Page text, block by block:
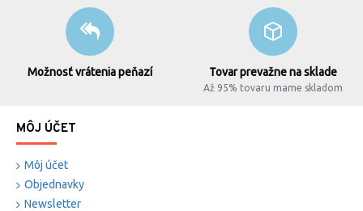
Možnosť vrátenia peňazí Tovar prevažne na sklade
Až 95% tovaru mame skladom
MÔJ ÚČET
Môj účet
Objednavky
Newsletter